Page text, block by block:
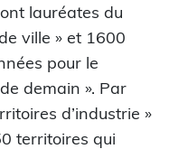
lauréates du
ville » et 1600
pour le
demain ». Par
d’industrie »
territoires qui